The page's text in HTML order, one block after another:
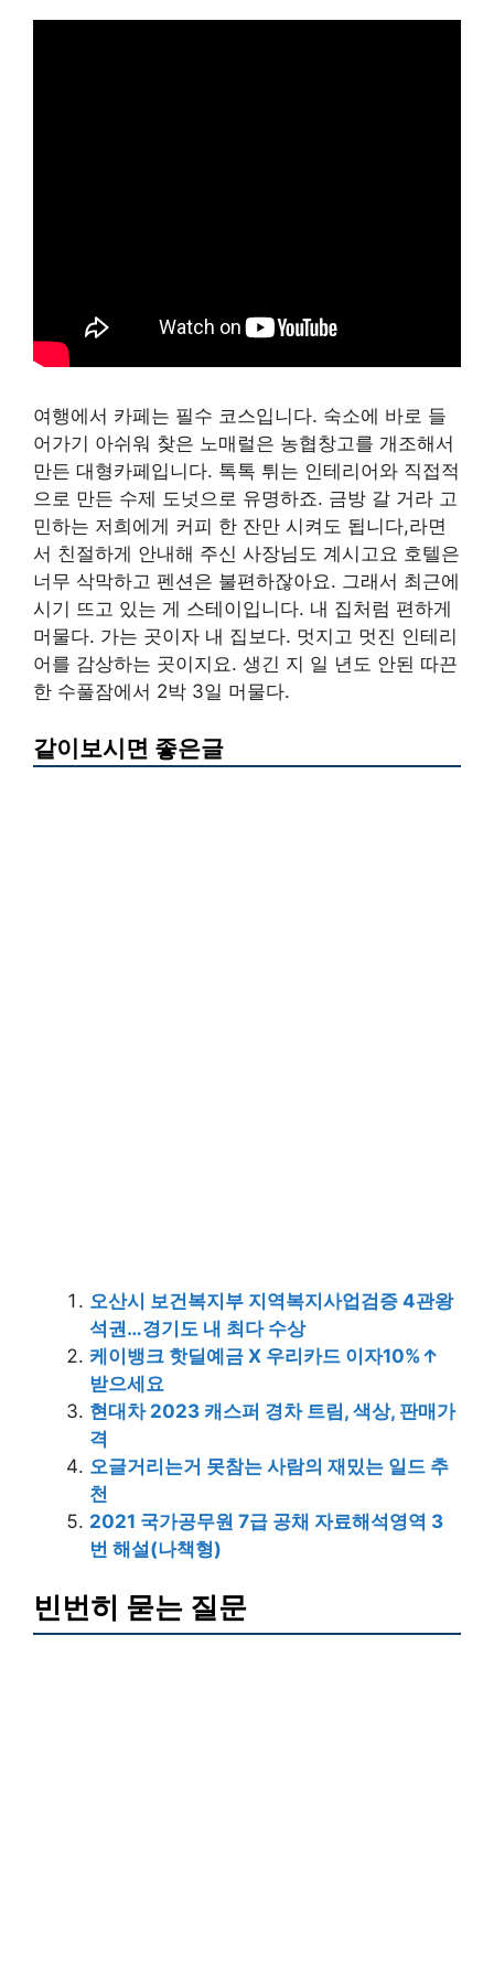
여행에서 카페는 필수 코스입니다. 숙소에 바로 들
어가기 아쉬워 찾은 노매럴은 농협창고를 개조해서
만든 대형카페입니다. 톡톡 튀는 인테리어와 직접적
으로 만든 수제 도넛으로 유명하죠. 금방 갈 거라 고
민하는 저희에게 커피 한 잔만 시켜도 됩니다,라면
서 친절하게 안내해 주신 사장님도 계시고요 호텔은
너무 삭막하고 펜션은 불편하잖아요. 그래서 최근에
시기 뜨고 있는 게 스테이입니다. 내 집처럼 편하게
머물다. 가는 곳이자 내 집보다. 멋지고 멋진 인테리
어를 감상하는 곳이지요. 생긴 지 일 년도 안된 따끈
한 수풀잠에서 2박 3일 머물다.
같이보시면 좋은글
오산시 보건복지부 지역복지사업검증 4관왕
석권…경기도 내 최다 수상
케이뱅크 핫딜예금 X 우리카드 이자10%↑
받으세요
현대차 2023 캐스퍼 경차 트림, 색상, 판매가
격
오글거리는거 못참는 사람의 재밌는 일드 추
천
2021 국가공무원 7급 공채 자료해석영역 3
번 해설(나책형)
빈번히 묻는 질문